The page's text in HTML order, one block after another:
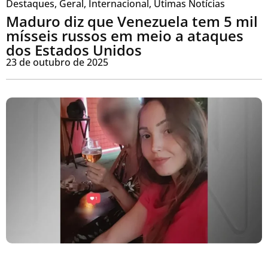
Destaques, Geral, Internacional, Útimas Notícias
Maduro diz que Venezuela tem 5 mil
mísseis russos em meio a ataques
dos Estados Unidos
23 de outubro de 2025